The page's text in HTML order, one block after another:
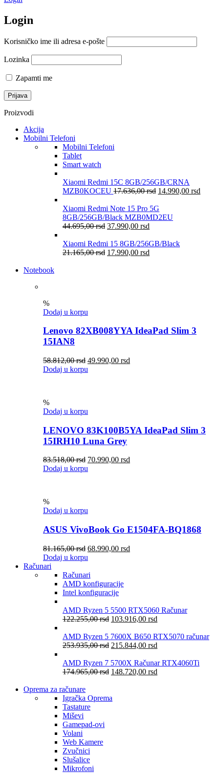
Login
Korisničko ime ili adresa e-pošte
Lozinka
Zapamti me
Proizvodi
Akcija
Mobilni Telefoni
Mobilni Telefoni
Tablet
Smart watch
Xiaomi Redmi 15C 8GB/256GB/CRNA
MZB0KOCEU 17.636,00rsd 14.990,00 rsd
Xiaomi Redmi Note 15 Pro 5G
8GB/256GB/Black MZB0MD2EU
44.695,00rsd 37.990,00 rsd
Xiaomi Redmi 15 8GB/256GB/Black
21.165,00rsd 17.990,00 rsd
Notebook
%
Dodaj u korpu
Lenovo 82XB008YYA IdeaPad Slim 3
15IAN8
58.812,00rsd 49.990,00 rsd
Dodaj u korpu
%
Dodaj u korpu
LENOVO 83K100B5YA IdeaPad Slim 3
15IRH10 Luna Grey
83.518,00rsd 70.990,00 rsd
Dodaj u korpu
%
Dodaj u korpu
ASUS VivoBook Go E1504FA-BQ1868
81.165,00rsd 68.990,00 rsd
Dodaj u korpu
Računari
Računari
AMD konfiguracije
Intel konfiguracije
AMD Ryzen 5 5500 RTX5060 Računar
122.255,00rsd 103.916,00 rsd
AMD Ryzen 5 7600X B650 RTX5070 računar
253.935,00rsd 215.844,00 rsd
AMD Ryzen 7 5700X Računar RTX4060Ti
174.965,00rsd 148.720,00 rsd
Oprema za računare
Igračka Oprema
Tastature
Miševi
Gamepad-ovi
Volani
Web Kamere
Zvučnici
Slušalice
Mikrofoni